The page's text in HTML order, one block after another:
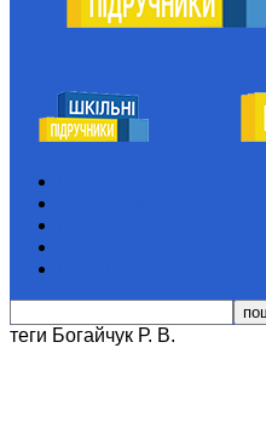
теги Богайчук Р. В.